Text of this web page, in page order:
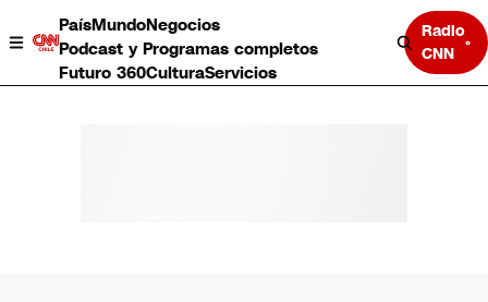
PaísMundoNegocios
Podcast y Programas completos
Futuro 360CulturaServicios
Radio
CNN